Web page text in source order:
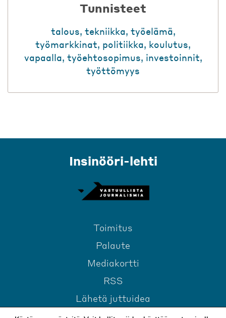
Tunnisteet
talous, tekniikka, työelämä,
työmarkkinat, politiikka, koulutus,
vapaalla, työehtosopimus, investoinnit,
työttömyys
Insinööri-lehti
Toimitus
Palaute
Mediakortti
RSS
Lähetä juttuidea